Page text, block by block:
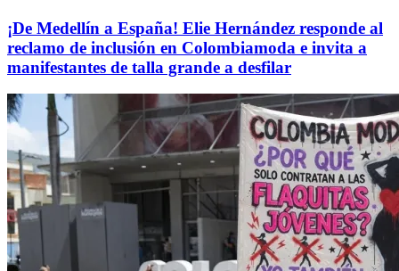
¡De Medellín a España! Elie Hernández responde al
reclamo de inclusión en Colombiamoda e invita a
manifestantes de talla grande a desfilar